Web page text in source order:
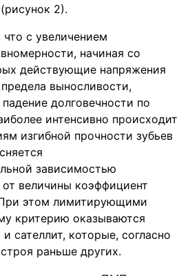
2).
с увеличением
начиная со
действующие напряжения
выносливости,
долговечности по
интенсивно происходит
изгибной прочности зубьев
зависимостью
величины коэффициент
этом лимитирующими
критерию оказываются
сателлит, которые, согласно
раньше других.